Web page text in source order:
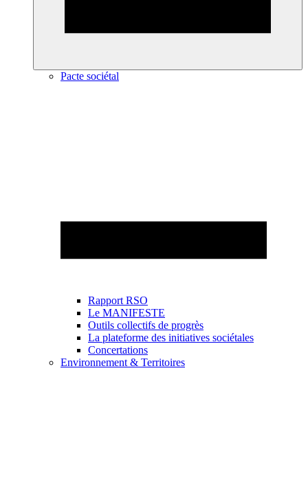
Pacte sociétal
Rapport RSO
Le MANIFESTE
Outils collectifs de progrès
La plateforme des initiatives sociétales
Concertations
Environnement & Territoires